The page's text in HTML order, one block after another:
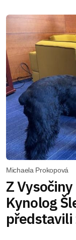
Michaela Prokopová
Z
Kynolog
představili